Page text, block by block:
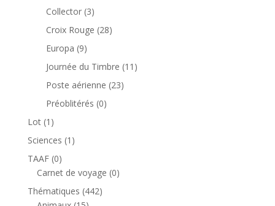
produit
Collector 33
produits
Croix Rouge 2828
Europa 99
produits
Journée du Timbre 11 11
Poste aérienne 2323
Préoblitérés 00
Lot 1 1
produit
Sciences 1 1
TAAF 00
produit
Carnet de voyage 00
Thématiques 442442